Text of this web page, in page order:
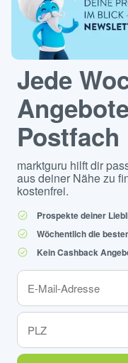
Jede
Postfach
marktguru hilft dir
aus deiner Nähe zu
kostenfrei.
Prospekte deiner
Wöchentlich die
Kein Cashback